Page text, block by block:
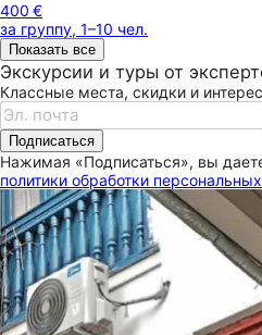
400 €
за группу, 1–10 чел.
Показать все
Экскурсии и туры от
Классные места, скидки и
Подписаться
Нажимая «Подписаться», вы
политики обработки